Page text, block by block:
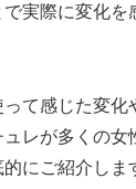
実際に変化を
て感じた変化
レが多くの女
にご紹介しま